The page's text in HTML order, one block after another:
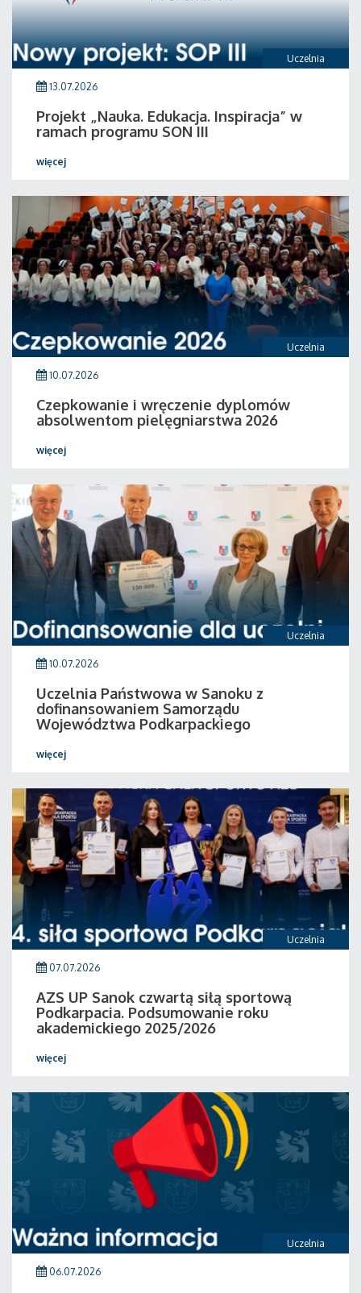
Uczelnia
13.07.2026
Projekt „Nauka. Edukacja. Inspiracja” w
ramach programu SON III
więcej
Uczelnia
10.07.2026
Czepkowanie i wręczenie dyplomów
absolwentom pielęgniarstwa 2026
więcej
Uczelnia
10.07.2026
Uczelnia Państwowa w Sanoku z
dofinansowaniem Samorządu
Województwa Podkarpackiego
więcej
Uczelnia
07.07.2026
AZS UP Sanok czwartą siłą sportową
Podkarpacia. Podsumowanie roku
akademickiego 2025/2026
więcej
Uczelnia
06.07.2026